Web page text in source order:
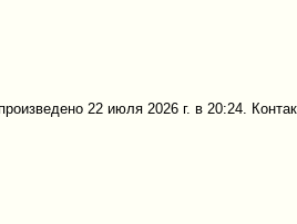
22 июля 2026 г. в 20:24.